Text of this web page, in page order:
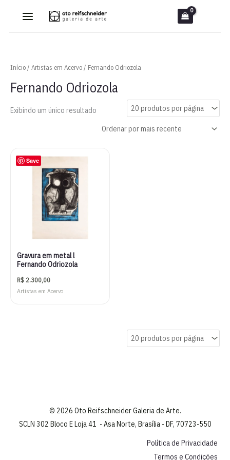
Início/ Artistas em Acervo/ Fernando Odriozola
Fernando Odriozola
Exibindo um único resultado
Save
Gravura em metal l
Fernando Odriozola
R$ 2.300,00
Artistas em Acervo
© 2026 Oto Reifschneider Galeria de Arte.
SCLN 302 Bloco E Loja 41 - Asa Norte, Brasília - DF, 70723-550
Política de Privacidade
Termos e Condições